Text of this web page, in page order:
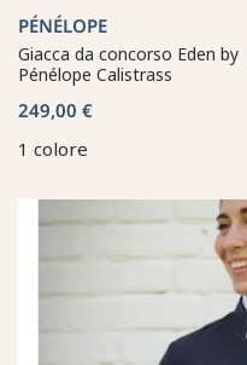
PÉNÉLOPE
Giacca da concorso Eden by
Pénélope Calistrass
249,00 €
1 colore